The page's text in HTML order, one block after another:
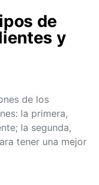
de
y
de los
la primera,
la segunda,
tener una mejor